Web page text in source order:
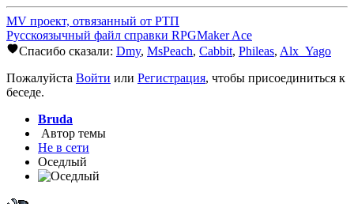
MV проект, отвязанный от РТП
Русскоязычный файл справки RPGMaker Ace
Спасибо сказали: Dmy, MsPeach, Cabbit, Phileas, Alx_Yago
Пожалуйста Войти или Регистрация, чтобы присоединиться к
беседе.
Bruda
Автор темы
Не в сети
Оседлый